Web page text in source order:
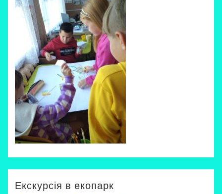
Uncategorized
Невірна Ірина
Екскурсія в екопарк